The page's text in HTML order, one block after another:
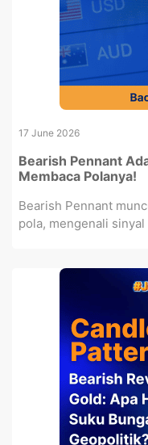
17 June 2026
Bearish Pennant
Membaca Polanya!
Bearish Pennant
pola, mengenali